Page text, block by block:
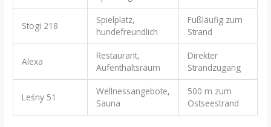
Stogi 218
Spielplatz,
hundefreundlich
Fußläufig zum
Strand
Alexa
Restaurant,
Aufenthaltsraum
Direkter
Strandzugang
Leśny 51
Wellnessangebote,
Sauna
500 m zum
Ostseestrand